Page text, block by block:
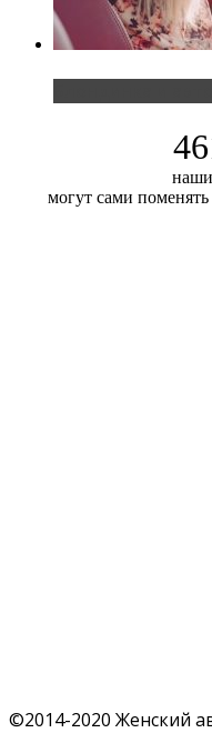
могут сами поменять
©2014-2020 Женский